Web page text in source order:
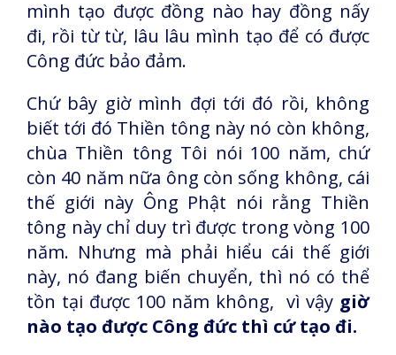
mình tạo được đồng nào hay đồng nấy
đi, rồi từ từ, lâu lâu mình tạo để có được
Công đức bảo đảm.
Chứ bây giờ mình đợi tới đó rồi, không
biết tới đó Thiền tông này nó còn không,
chùa Thiền tông Tôi nói 100 năm, chứ
còn 40 năm nữa ông còn sống không, cái
thế giới này Ông Phật nói rằng Thiền
tông này chỉ duy trì được trong vòng 100
năm. Nhưng mà phải hiểu cái thế giới
này, nó đang biến chuyển, thì nó có thể
tồn tại được 100 năm không, vì vậy giờ
nào tạo được Công đức thì cứ tạo đi.